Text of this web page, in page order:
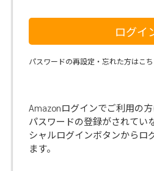
ログイ
パスワードの再設定・忘れた方はこち
Amazonログインでご利用の
パスワードの登録がされてい
シャルログインボタンからロ
ます。